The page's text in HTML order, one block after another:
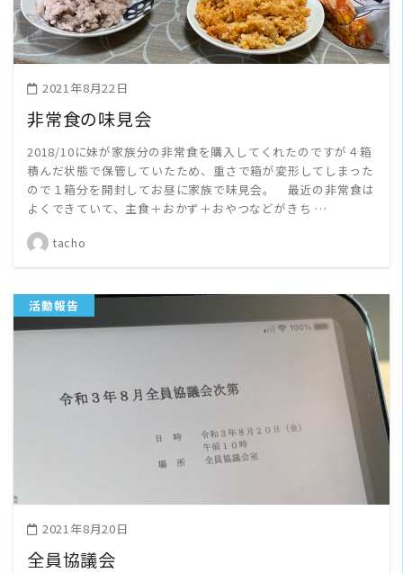
2021年8月22日
非常食の味見会
2018/10に妹が家族分の非常食を購入してくれたのですが４箱
積んだ状態で保管していたため、重さで箱が変形してしまった
ので１箱分を開封してお昼に家族で味見会。 最近の非常食は
よくできていて、主食＋おかず＋おやつなどがきち …
tacho
活動報告
READ MORE
2021年8月20日
全員協議会